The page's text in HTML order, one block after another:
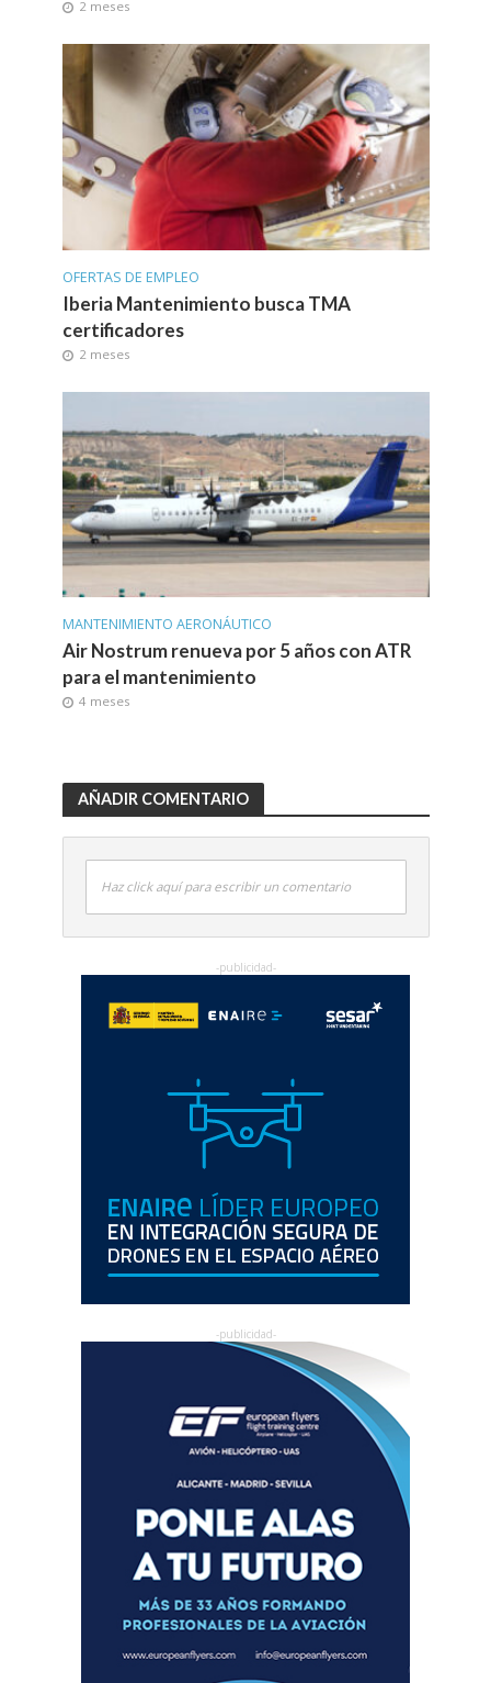
2 meses
OFERTAS DE EMPLEO
Iberia Mantenimiento busca TMA
certificadores
2 meses
MANTENIMIENTO AERONÁUTICO
Air Nostrum renueva por 5 años con ATR
para el mantenimiento
4 meses
AÑADIR COMENTARIO
Haz click aquí para escribir un comentario